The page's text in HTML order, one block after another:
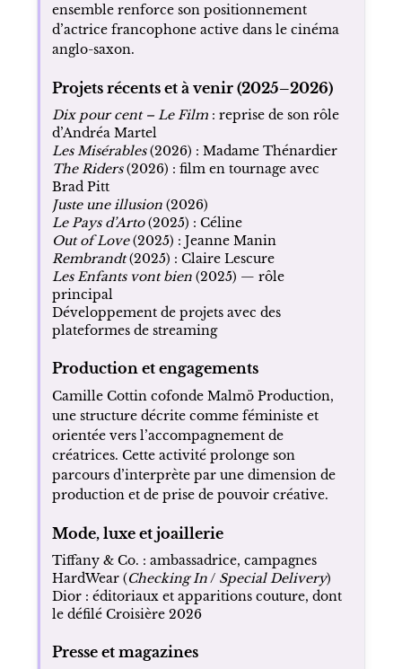
ensemble renforce son positionnement
d’actrice francophone active dans le cinéma
anglo-saxon.
Projets récents et à venir (2025–2026)
Dix pour cent – Le Film: reprise de son rôle
d’Andréa Martel
Les Misérables(2026) : Madame Thénardier
The Riders(2026) : film en tournage avec
Brad Pitt
Juste une illusion(2026)
Le Pays d’Arto(2025) : Céline
Out of Love(2025) : Jeanne Manin
Rembrandt(2025) : Claire Lescure
Les Enfants vont bien(2025) — rôle
principal
Développement de projets avec des
plateformes de streaming
Production et engagements
Camille Cottin cofonde Malmö Production,
une structure décrite comme féministe et
orientée vers l’accompagnement de
créatrices. Cette activité prolonge son
parcours d’interprète par une dimension de
production et de prise de pouvoir créative.
Mode, luxe et joaillerie
Tiffany & Co. : ambassadrice, campagnes
HardWear (Checking In/ Special Delivery)
Dior : éditoriaux et apparitions couture, dont
le défilé Croisière 2026
Presse et magazines